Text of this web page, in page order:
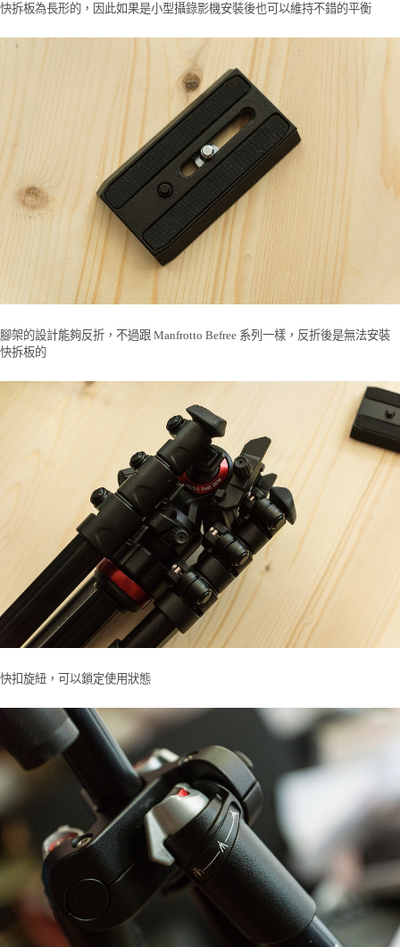
快拆板為長形的，因此如果是小型攝錄影機安裝後也可以維持不錯的平衡
腳架的設計能夠反折，不過跟 Manfrotto Befree 系列一樣，反折後是無法安裝
快拆板的
快扣旋紐，可以鎖定使用狀態